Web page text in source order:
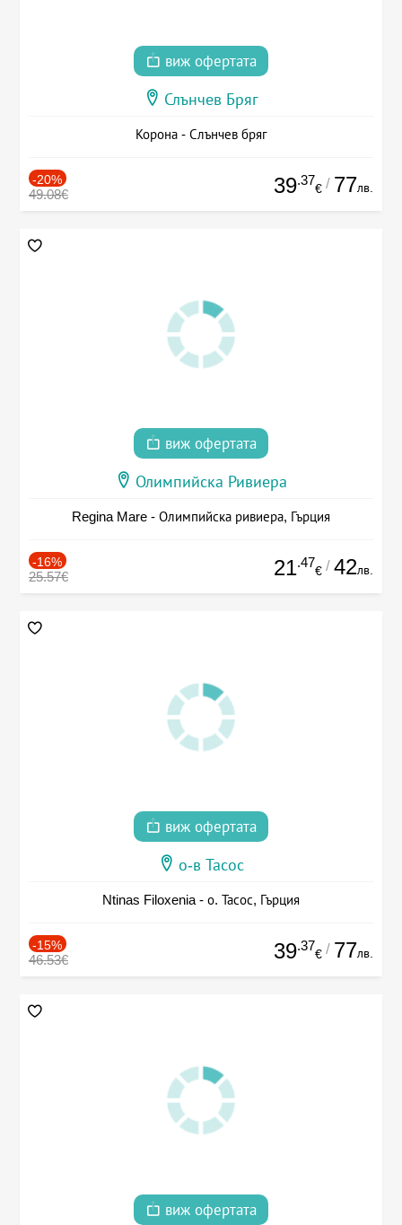
виж офертата
Слънчев Бряг
Корона - Слънчев бряг
-20%
49.08€ 39.37
€ / 77лв.
виж офертата
Олимпийска Ривиера
Regina Mare - Олимпийска ривиера, Гърция
-16%
25.57€ 21.47
€ / 42лв.
виж офертата
о-в Тасос
Ntinas Filoxenia - о. Тасос, Гърция
-15%
46.53€ 39.37
€ / 77лв.
виж офертата